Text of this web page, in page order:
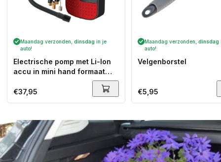
Maandag verzonden, dinsdag in je
auto!
Electrische pomp met Li-Ion
accu in mini hand formaat
(voor fiets, auto, luchtbed,
etc)
Normale
prijs
€37,95
Maandag verzonden, dinsdag
auto!
Velgenborstel
Normale
prijs
€5,95